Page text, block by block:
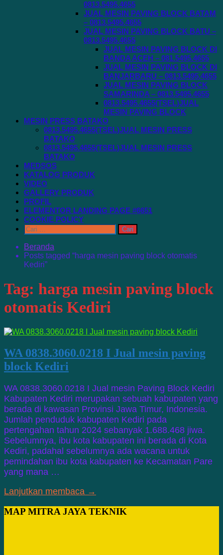
0813.5495.4655
JUAL MESIN PAVING BLOCK BATAM
– 0813.5495.4655
JUAL MESIN PAVING BLOCK BATU –
0813.5495.4655
JUAL MESIN PAVING BLOCK DI
BANDA ACEH – 081.5495.4655
JUAL MESIN PAVING BLOCK DI
BANJARBARU – 0813.5495.4655
JUAL MESIN PAVING BLOCK
SAMARINDA – 0813.5495.4655
0813.5495.4655(TSEL)JUAL
MESIN PAVING BLOCK
MESIN PRESS BATAKO
0813.5495.4655(TSEL)JUAL MESIN PRESS
BATAKO
0813.5495.4655(TSEL)JUAL MESIN PRESS
BATAKO
MEDSOS
KATALOG PRODUK
VIDEO
GALLERY PRODUK
PROFIL
ELEMENTOR LANDING PAGE #6651
COOKIE POLICY
Cari
untuk:
Beranda
Posts tagged “harga mesin paving block otomatis
Kediri”
Tag: harga mesin paving block
otomatis Kediri
WA 0838.3060.0218 I Jual mesin paving
block Kediri
WA 0838.3060.0218 I Jual mesin Paving Block Kediri
Kabupaten Kediri merupakan sebuah kabupaten yang
berada di kawasan Provinsi Jawa Timur, Indonesia.
Jumlah penduduk kabupaten Kediri pada
pertengahan tahun 2024 sebanyak 1.688.468 jiwa.
Sebelumnya, ibu kota kabupaten ini berada di Kota
Kediri, padahal sebelumnya ada wacana untuk
pemindahan ibu kota kabupaten ke Kecamatan Pare
yang mana …
Lanjutkan membaca →
MAP MITRA JAYA TEKNIK